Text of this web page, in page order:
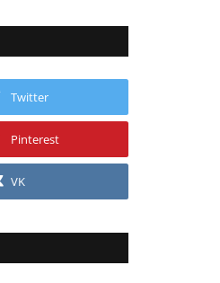
Twitter
Pinterest
VK